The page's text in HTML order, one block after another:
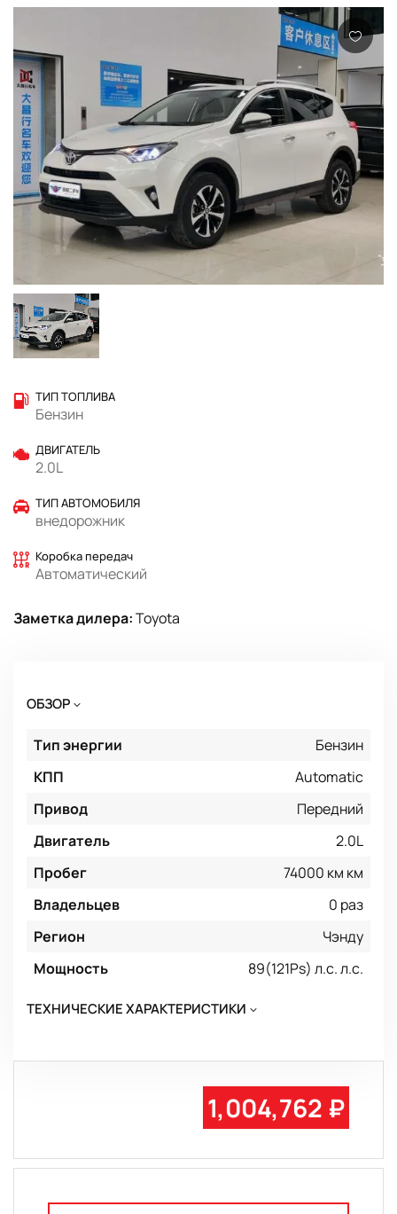
ТИП ТОПЛИВА
Бензин
ДВИГАТЕЛЬ
2.0L
ТИП АВТОМОБИЛЯ
внедорожник
Коробка передач
Автоматический
Заметка дилера:Toyota
ОБЗОР
Тип энергии
Бензин
КПП
Automatic
Привод
Передний
Двигатель
2.0L
Пробег
74000 км км
Владельцев
0 раз
Регион
Чэнду
Мощность
89(121Ps) л.с. л.с.
ТЕХНИЧЕСКИЕ ХАРАКТЕРИСТИКИ
1,004,762 ₽